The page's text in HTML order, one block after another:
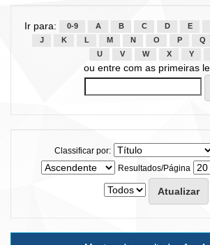
Ir para: 0-9 A B C D E
J
K L M N O P Q
U
V W X Y
ou entre com as primeiras
Classificar por:
Resultados/Página